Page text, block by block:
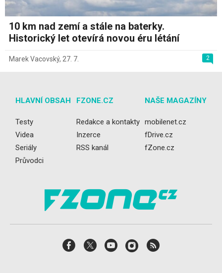
10 km nad zemí a stále na baterky.
Historický let otevírá novou éru létání
2
Marek Vacovský, 27. 7.
HLAVNÍ OBSAH
Testy
Videa
Seriály
Průvodci
FZONE.CZ
Redakce a kontakty
Inzerce
RSS kanál
NAŠE MAGAZÍNY
mobilenet.cz
fDrive.cz
fZone.cz